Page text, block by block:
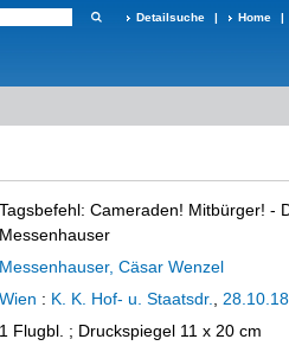
Detailsuche | Home |
Tagsbefehl: Cameraden! Mitbürger! -
Messenhauser
Messenhauser, Cäsar Wenzel
Wien : K. K. Hof- u. Staatsdr.
1 Flugbl. ; Druckspiegel 11 x 20 cm